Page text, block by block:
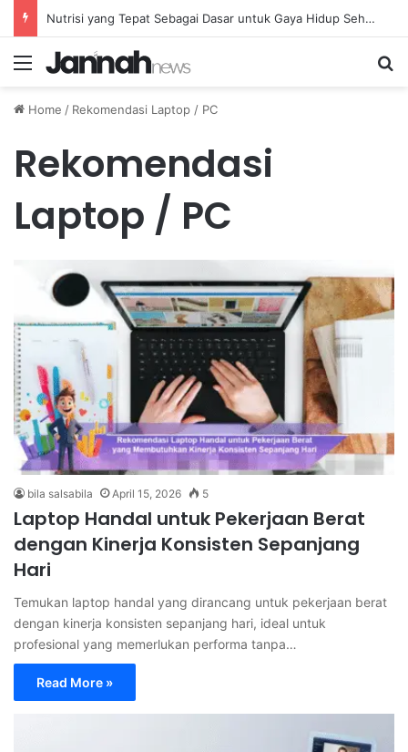
Nutrisi yang Tepat Sebagai Dasar untuk Gaya Hidup Sehat dan Berkelanjutan
Menu
Home / Rekomendasi Laptop / PC
Rekomendasi
Laptop / PC
bila salsabila April 15, 2026 5
Laptop Handal untuk Pekerjaan Berat
dengan Kinerja Konsisten Sepanjang
Hari
Temukan laptop handal yang dirancang untuk pekerjaan berat
dengan kinerja konsisten sepanjang hari, ideal untuk
profesional yang memerlukan performa tanpa…
Read More »